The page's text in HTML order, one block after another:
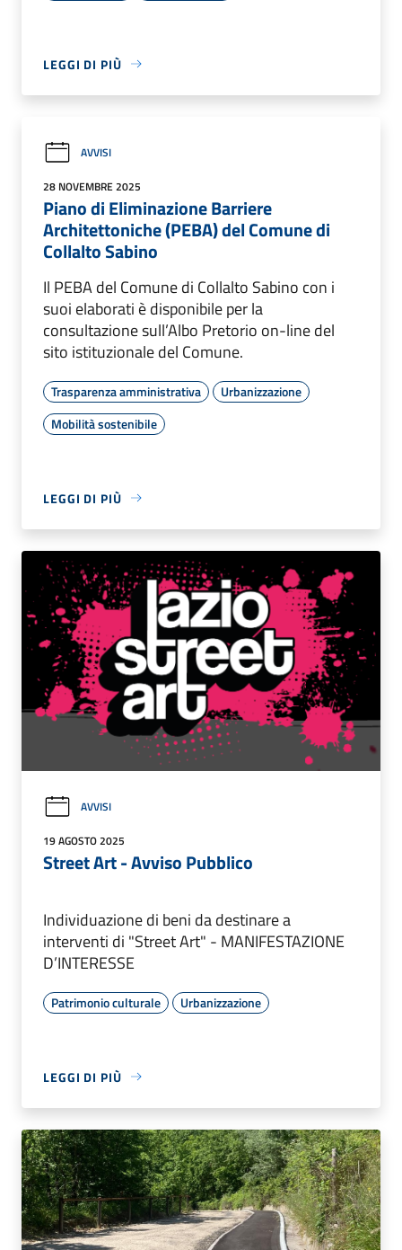
LEGGI DI PIÙ
AVVISI
28 NOVEMBRE 2025
Piano di Eliminazione Barriere
Architettoniche (PEBA) del Comune di
Collalto Sabino
Il PEBA del Comune di Collalto Sabino con i
suoi elaborati è disponibile per la
consultazione sull’Albo Pretorio on-line del
sito istituzionale del Comune.
Trasparenza amministrativa
Urbanizzazione
Mobilità sostenibile
LEGGI DI PIÙ
AVVISI
19 AGOSTO 2025
Street Art - Avviso Pubblico
Individuazione di beni da destinare a
interventi di "Street Art" - MANIFESTAZIONE
D’INTERESSE
Patrimonio culturale Urbanizzazione
LEGGI DI PIÙ